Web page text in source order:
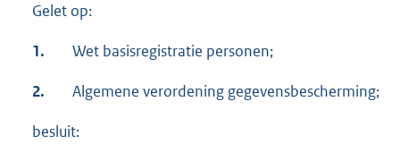
Gelet op:
1. Wet basisregistratie personen;
2. Algemene verordening gegevensbescherming;
besluit: